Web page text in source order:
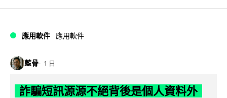
應用軟件 應用軟件
藍骨 1 日
詐騙短訊源源不絕背後是個人資料外